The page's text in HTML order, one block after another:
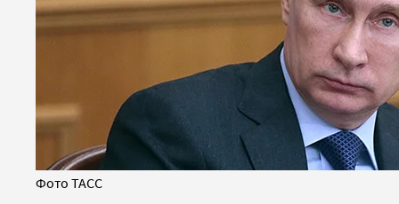
Фото ТАСС